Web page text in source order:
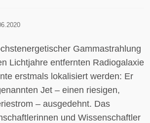
Gammastrahlung
Lichtjahre entfernten Radiogalaxie
erstmals lokalisiert werden: Er
Jet – einen riesigen,
– ausgedehnt. Das
und Wissenschaftler